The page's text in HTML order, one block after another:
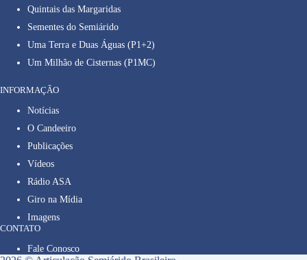
Quintais das Margaridas
Sementes do Semiárido
Uma Terra e Duas Águas (P1+2)
Um Milhão de Cisternas (P1MC)
INFORMAÇÃO
Notícias
O Candeeiro
Publicações
Vídeos
Rádio ASA
Giro na Mídia
Imagens
CONTATO
Fale Conosco